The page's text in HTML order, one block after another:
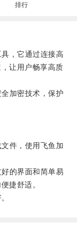
排行
，它通过连接高
让用户畅享高质
加密技术，保护
件，使用飞鱼加
的界面和简单易
捷舒适。